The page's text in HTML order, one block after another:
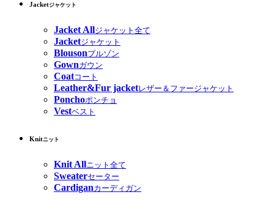
Jacketジャケット
Jacket Allジャケット全て
Jacketジャケット
Blousonブルゾン
Gownガウン
Coatコート
Leather&Fur jacketレザー＆ファージャケット
Ponchoポンチョ
Vestベスト
Knitニット
Knit Allニット全て
Sweaterセーター
Cardiganカーディガン